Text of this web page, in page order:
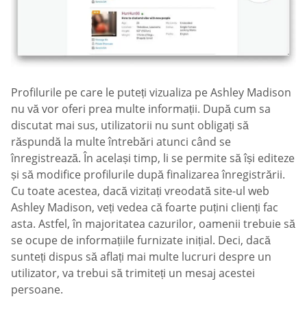
Profilurile pe care le puteți vizualiza pe Ashley Madison
nu vă vor oferi prea multe informații. După cum sa
discutat mai sus, utilizatorii nu sunt obligați să
răspundă la multe întrebări atunci când se
înregistrează. În același timp, li se permite să își editeze
și să modifice profilurile după finalizarea înregistrării.
Cu toate acestea, dacă vizitați vreodată site-ul web
Ashley Madison, veți vedea că foarte puțini clienți fac
asta. Astfel, în majoritatea cazurilor, oamenii trebuie să
se ocupe de informațiile furnizate inițial. Deci, dacă
sunteți dispus să aflați mai multe lucruri despre un
utilizator, va trebui să trimiteți un mesaj acestei
persoane.